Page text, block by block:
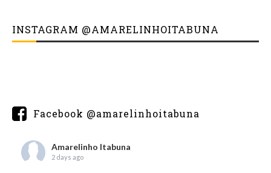
INSTAGRAM @AMARELINHOITABUNA
Facebook @amarelinhoitabuna
Amarelinho Itabuna
2 days ago